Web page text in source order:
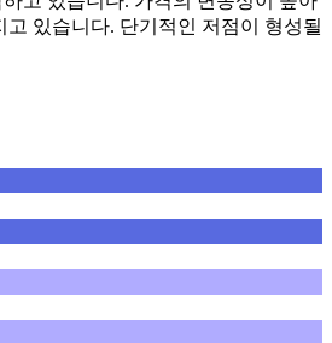
고 있습니다. 단기적인 저점이 형성될